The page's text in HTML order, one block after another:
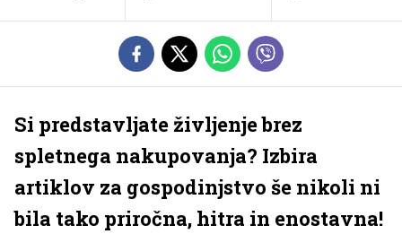
Si predstavljate življenje brez
spletnega nakupovanja? Izbira
artiklov za gospodinjstvo še nikoli ni
bila tako priročna, hitra in enostavna!